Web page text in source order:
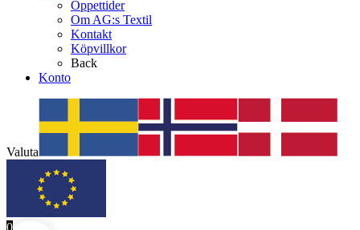
Öppettider
Om AG:s Textil
Kontakt
Köpvillkor
Back
Konto
Valuta
0